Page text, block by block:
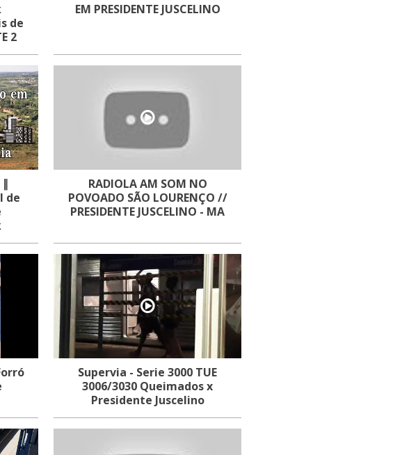
de
2
EM PRESIDENTE JUSCELINO
de
RADIOLA AM SOM NO
POVOADO SÃO LOURENÇO //
PRESIDENTE JUSCELINO - MA
Supervia - Serie 3000 TUE
3006/3030 Queimados x
Presidente Juscelino